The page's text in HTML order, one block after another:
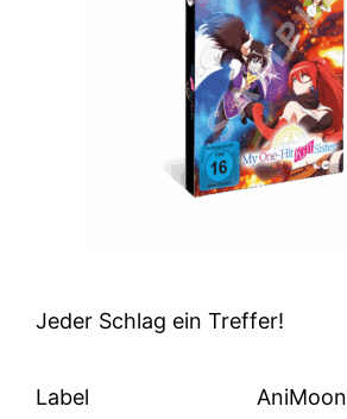
Jeder Schlag ein Treffer!
Label AniMoon